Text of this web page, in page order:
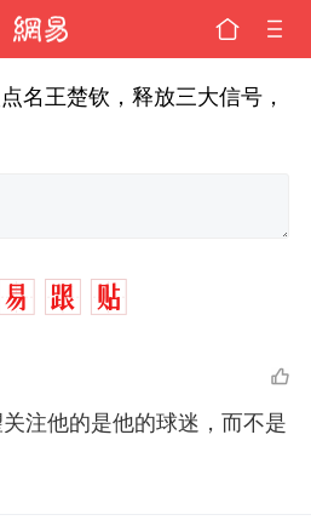
名王楚钦，释放三大信号，
注他的是他的球迷，而不是